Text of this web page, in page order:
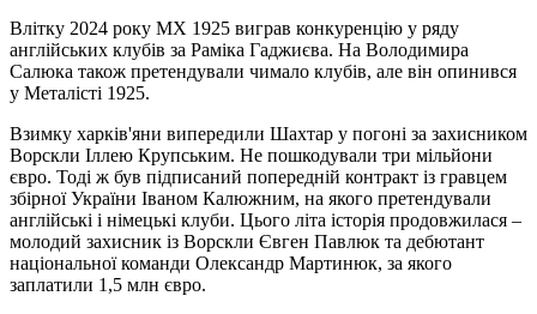
Влітку 2024 року МХ 1925 виграв конкуренцію у ряду
англійських клубів за Раміка Гаджиєва. На Володимира
Салюка також претендували чимало клубів, але він опинився
у Металісті 1925.
Взимку харків'яни випередили Шахтар у погоні за захисником
Ворскли Іллею Крупським. Не пошкодували три мільйони
євро. Тоді ж був підписаний попередній контракт із гравцем
збірної України Іваном Калюжним, на якого претендували
англійські і німецькі клуби. Цього літа історія продовжилася –
молодий захисник із Ворскли Євген Павлюк та дебютант
національної команди Олександр Мартинюк, за якого
заплатили 1,5 млн євро.